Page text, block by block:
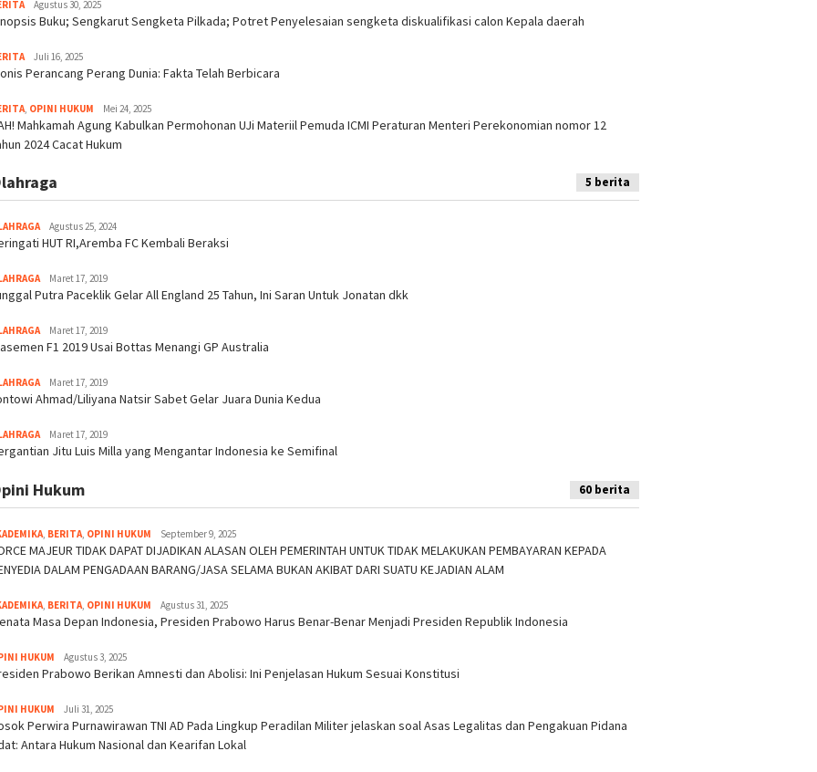
Agustus 30, 2025
Buku; Sengkarut Sengketa Pilkada; Potret Penyelesaian sengketa diskualifikasi calon Kepala daerah
Juli 16, 2025
Perancang Perang Dunia: Fakta Telah Berbicara
OPINI HUKUM Mei 24, 2025
Mahkamah Agung Kabulkan Permohonan UJi Materiil Pemuda ICMI Peraturan Menteri Perekonomian nomor 12
2024 Cacat Hukum
5 berita
Agustus 25, 2024
HUT RI,Aremba FC Kembali Beraksi
Maret 17, 2019
Putra Paceklik Gelar All England 25 Tahun, Ini Saran Untuk Jonatan dkk
Maret 17, 2019
F1 2019 Usai Bottas Menangi GP Australia
Maret 17, 2019
Ahmad/Liliyana Natsir Sabet Gelar Juara Dunia Kedua
Maret 17, 2019
Jitu Luis Milla yang Mengantar Indonesia ke Semifinal
Hukum 60 berita
BERITA OPINI HUKUM September 9, 2025
MAJEUR TIDAK DAPAT DIJADIKAN ALASAN OLEH PEMERINTAH UNTUK TIDAK MELAKUKAN PEMBAYARAN KEPADA
DALAM PENGADAAN BARANG/JASA SELAMA BUKAN AKIBAT DARI SUATU KEJADIAN ALAM
BERITA OPINI HUKUM Agustus 31, 2025
Masa Depan Indonesia, Presiden Prabowo Harus Benar-Benar Menjadi Presiden Republik Indonesia
HUKUM Agustus 3, 2025
Prabowo Berikan Amnesti dan Abolisi: Ini Penjelasan Hukum Sesuai Konstitusi
HUKUM Juli 31, 2025
Perwira Purnawirawan TNI AD Pada Lingkup Peradilan Militer jelaskan soal Asas Legalitas dan Pengakuan Pidana
Antara Hukum Nasional dan Kearifan Lokal